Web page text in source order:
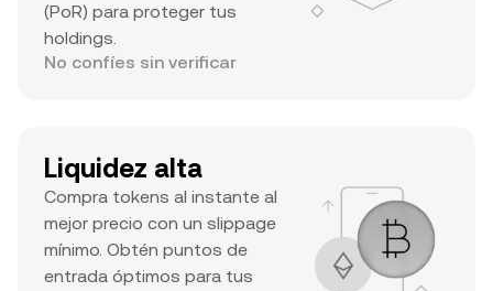
(PoR) para proteger tus
holdings.
No confíes sin verificar
Liquidez alta
Compra tokens al instante al
mejor precio con un slippage
mínimo. Obtén puntos de
entrada óptimos para tus